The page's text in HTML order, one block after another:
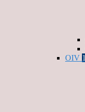
OIV 1